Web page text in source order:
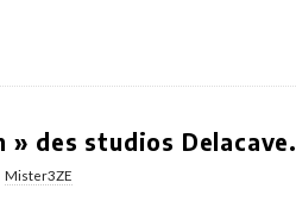
» des studios Delacave.
Mister3ZE